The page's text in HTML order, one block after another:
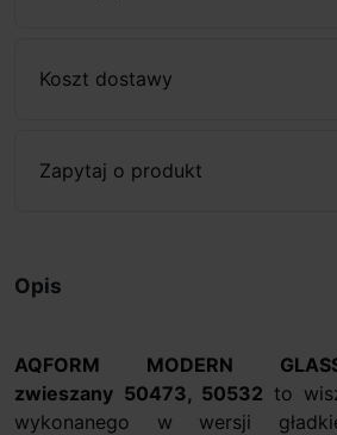
Koszt dostawy
Zapytaj o produkt
Opis
AQFORM MODERN
zwieszany 50473, 50532 to
wykonanego w wersji